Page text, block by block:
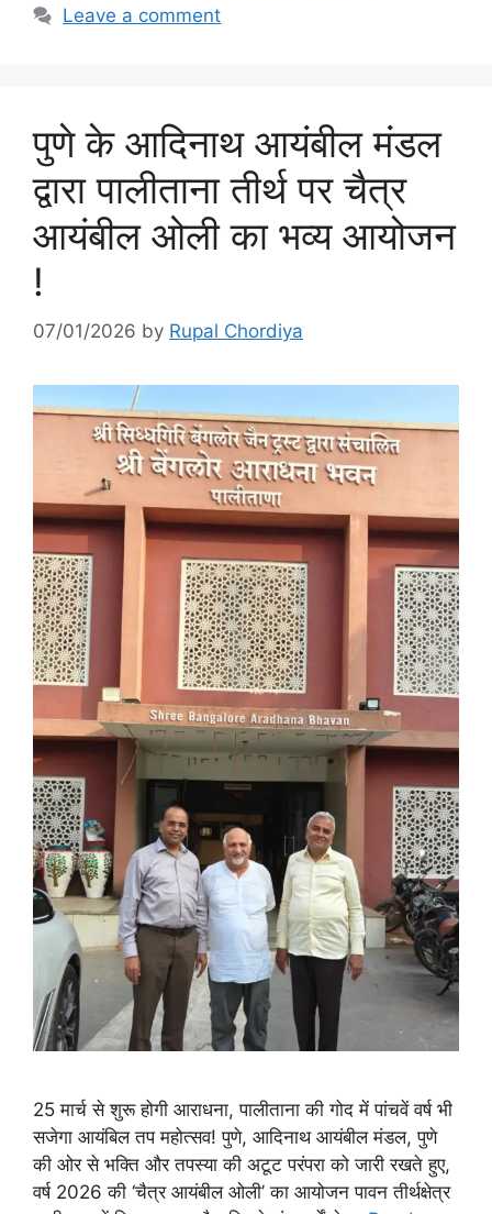
Leave a comment
पुणे के आदिनाथ आयंबील मंडल
द्वारा पालीताना तीर्थ पर चैत्र
आयंबील ओली का भव्य आयोजन
!
07/01/2026 by Rupal Chordiya
25 मार्च से शुरू होगी आराधना, पालीताना की गोद में पांचवें वर्ष भी
सजेगा आयंबिल तप महोत्सव! पुणे, आदिनाथ आयंबील मंडल, पुणे
की ओर से भक्ति और तपस्या की अटूट परंपरा को जारी रखते हुए,
वर्ष 2026 की ‘चैत्र आयंबील ओली’ का आयोजन पावन तीर्थक्षेत्र